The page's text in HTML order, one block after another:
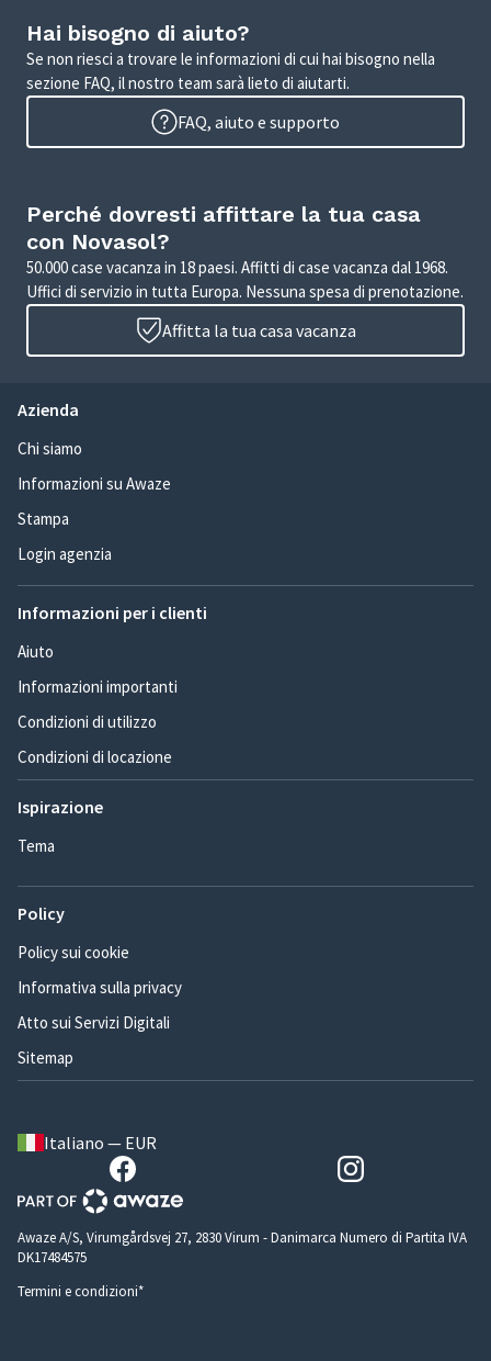
Hai bisogno di aiuto?
Se non riesci a trovare le informazioni di cui hai bisogno nella
sezione FAQ, il nostro team sarà lieto di aiutarti.
FAQ, aiuto e supporto
Perché dovresti affittare la tua casa
con Novasol?
50.000 case vacanza in 18 paesi. Affitti di case vacanza dal 1968.
Uffici di servizio in tutta Europa. Nessuna spesa di prenotazione.
Affitta la tua casa vacanza
Azienda
Chi siamo
Informazioni su Awaze
Stampa
Login agenzia
Informazioni per i clienti
Aiuto
Informazioni importanti
Condizioni di utilizzo
Condizioni di locazione
Ispirazione
Tema
Policy
Policy sui cookie
Informativa sulla privacy
Atto sui Servizi Digitali
Sitemap
Italiano — EUR
Awaze A/S, Virumgårdsvej 27, 2830 Virum - Danimarca Numero di Partita IVA
DK17484575
Termini e condizioni*